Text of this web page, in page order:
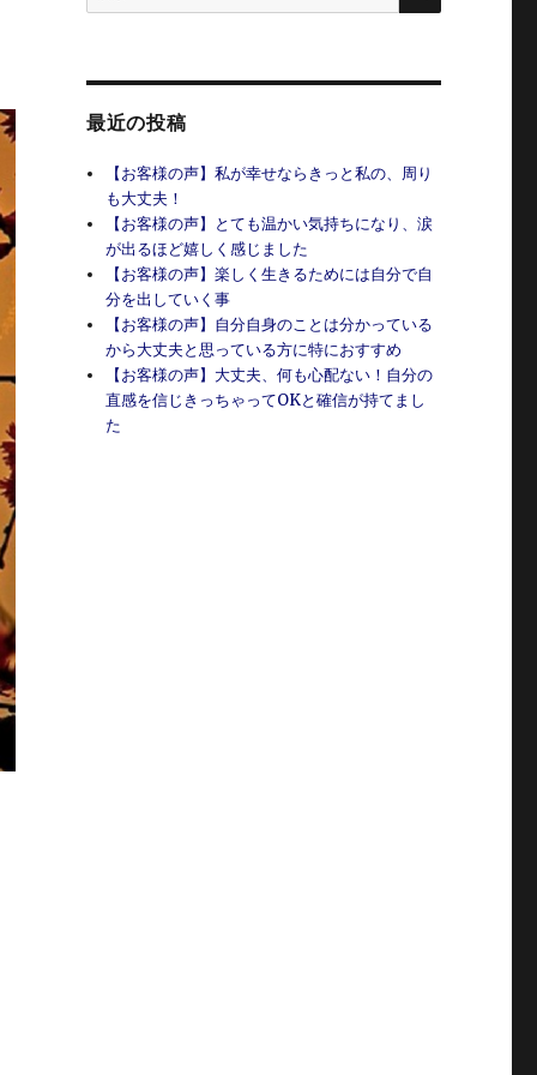
索:
最近の投稿
【お客様の声】私が幸せならきっと私の、周り
も大丈夫！
【お客様の声】とても温かい気持ちになり、涙
が出るほど嬉しく感じました
【お客様の声】楽しく生きるためには自分で自
分を出していく事
【お客様の声】自分自身のことは分かっている
から大丈夫と思っている方に特におすすめ
【お客様の声】大丈夫、何も心配ない！自分の
直感を信じきっちゃってOKと確信が持てまし
た